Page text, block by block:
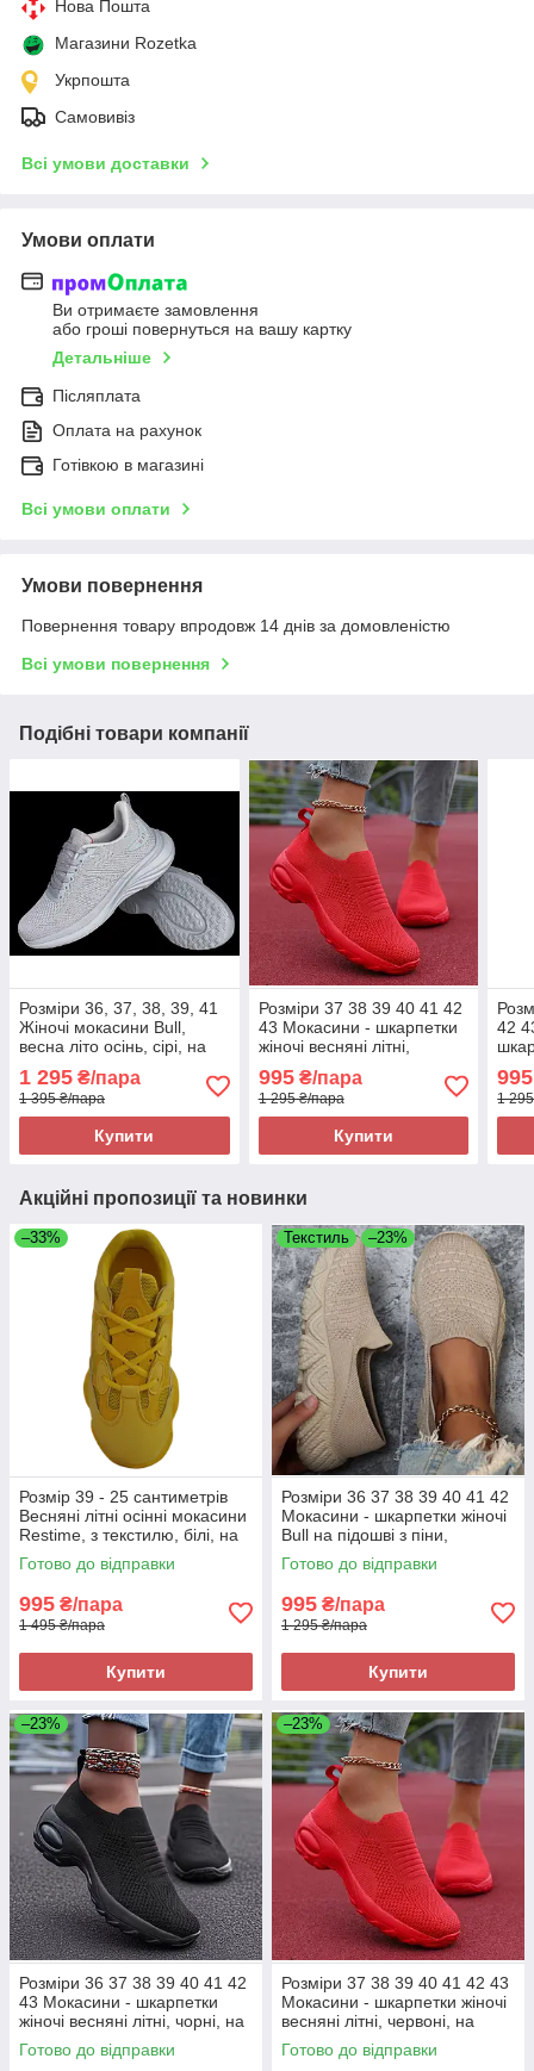
Нова Пошта
Магазини Rozetka
Укрпошта
Самовивіз
Всі умови доставки
Умови оплати
Ви отримаєте замовлення
або гроші повернуться на вашу картку
Детальніше
Післяплата
Оплата на рахунок
Готівкою в магазині
Всі умови оплати
Умови повернення
Повернення товару впродовж 14 днів за домовленістю
Всі умови повернення
Подібні товари компанії
Розміри 36, 37, 38, 39, 41
Жіночі мокасини Bull,
весна літо осінь, сірі, на
1 295 ₴/пара
1 395 ₴/пара
Купити
Розміри 37 38 39 40 41 42
43 Мокасини - шкарпетки
жіночі весняні літні,
текстиль, легкі та зручні
995₴/пара
1 295 ₴/пара
Купити
42
995
1
Акційні пропозиції та новинки
–33%
Розмір 39 - 25 сантиметрів
Весняні літні осінні мокасини
Restime, з текстилю, білі, на
підошві з піни, легкі та зручні
Готово до відправки
995 ₴/пара
1 495 ₴/пара
Купити
Текстиль –23%
Розміри 36 37 38 39 40 41 42
Мокасини - шкарпетки жіночі
Bull на підошві з піни,
текстиль, хакі бежеві, легкі та
зручні
Готово до відправки
995 ₴/пара
1 295 ₴/пара
Купити
–23%
Розміри 36 37 38 39 40 41 42
43 Мокасини - шкарпетки
жіночі весняні літні, чорні, на
підошві з піни, текстиль, легкі
та зручні
Готово до відправки
–23%
Розміри 37 38 39 40 41 42 43
Мокасини - шкарпетки жіночі
весняні літні, червоні, на
підошві з піни, текстиль, легкі
та зручні
Готово до відправки